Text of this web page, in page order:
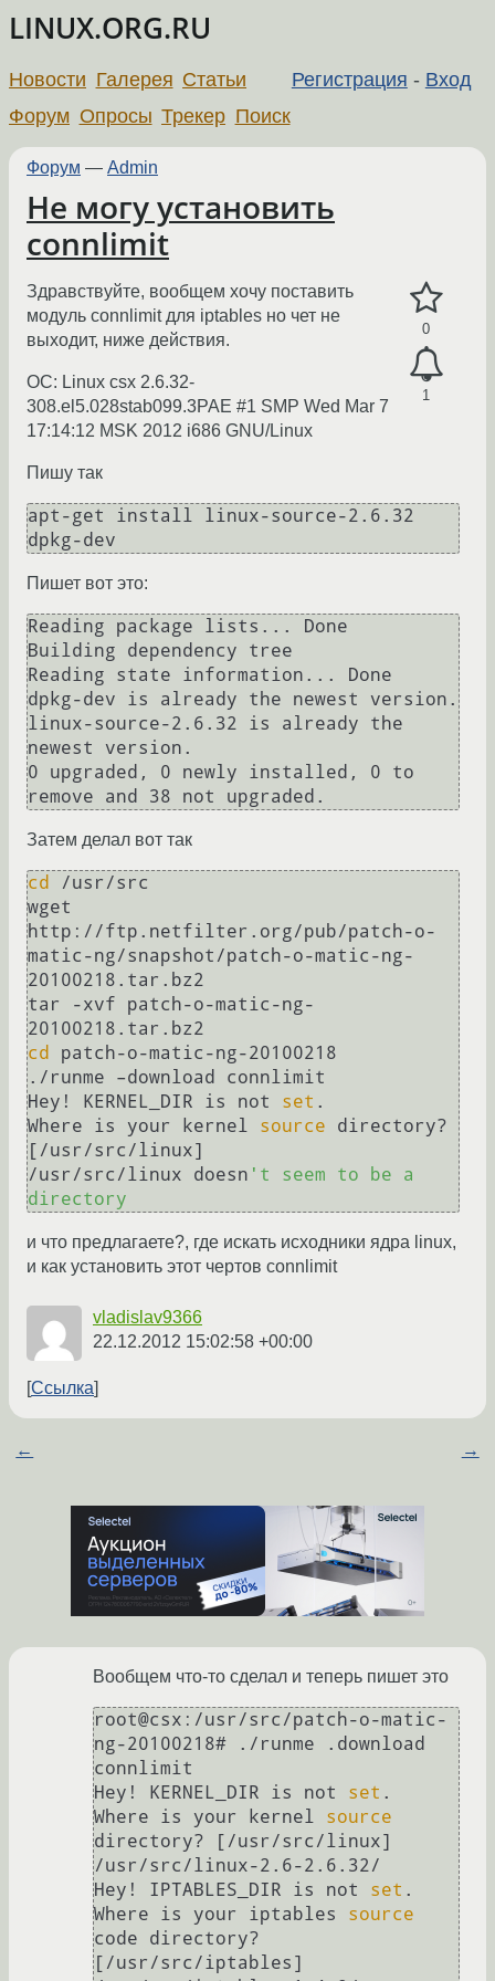
LINUX.ORG.RU
Регистрация - Вход
Новости Галерея Статьи
Форум Опросы Трекер Поиск
Форум — Admin
Не могу установить
connlimit
0
1
Здравствуйте, вообщем хочу поставить
модуль connlimit для iptables но чет не
выходит, ниже действия.
ОС: Linux csx 2.6.32-
308.el5.028stab099.3PAE #1 SMP Wed Mar 7
17:14:12 MSK 2012 i686 GNU/Linux
Пишу так
apt-get install linux-source-2.6.32
Пишет вот это:
Reading package lists... Done
Building dependency tree
Reading state information... Done
dpkg-dev is already the newest version.
linux-source-2.6.32 is already the
newest version.
0 upgraded, 0 newly installed, 0 to
Затем делал вот так
cd
/usr/src
wget
http://ftp.netfilter.org/pub/patch-o-
matic-ng/snapshot/patch-o-matic-ng-
20100218.tar.bz2
tar -xvf patch-o-matic-ng-
cd
patch-o-matic-ng-20100218
./runme –download connlimit
Hey! KERNEL_DIR is not set .
Where is your kernel source directory?
[/usr/src/linux]
/usr/src/linux doesn 't seem to be a
и что предлагаете?, где искать исходники ядра linux,
и как установить этот чертов connlimit
vladislav9366
22.12.2012 15:02:58 +00:00
Ссылка
← →
Вообщем что-то сделал и теперь пишет это
root@csx:/usr/src/patch-o-matic-
ng-20100218# ./runme .download
connlimit
Hey! KERNEL_DIR is not set .
Where is your kernel source
directory? [/usr/src/linux]
/usr/src/linux-2.6-2.6.32/
Hey! IPTABLES_DIR is not set .
Where is your iptables source
code directory?
[/usr/src/iptables]